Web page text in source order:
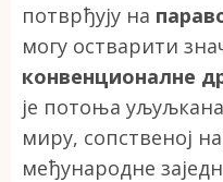
потврђују на
могу остварити
конвенционалне
је потоња
миру, сопственој
међународне